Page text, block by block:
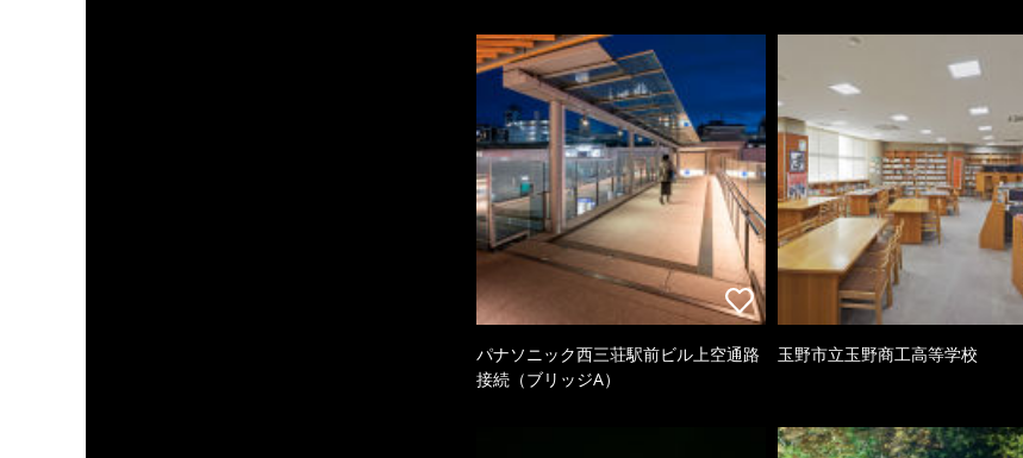
パナソニック西三荘駅前ビル上空通路
接続（ブリッジA）
玉野市立玉野商工高等学校